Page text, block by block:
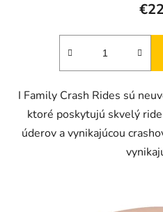
I Family Crash Rides sú
ktoré poskytujú skvelý
úderov a vynikajúcou